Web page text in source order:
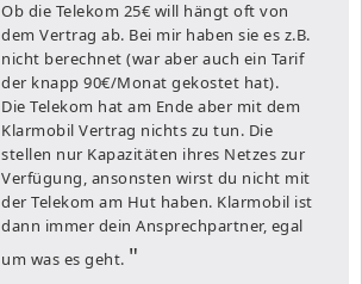
Ob die Telekom 25€ will hängt oft von
dem Vertrag ab. Bei mir haben sie es z.B.
nicht berechnet (war aber auch ein Tarif
der knapp 90€/Monat gekostet hat).
Die Telekom hat am Ende aber mit dem
Klarmobil Vertrag nichts zu tun. Die
stellen nur Kapazitäten ihres Netzes zur
Verfügung, ansonsten wirst du nicht mit
der Telekom am Hut haben. Klarmobil ist
dann immer dein Ansprechpartner, egal
um was es geht.